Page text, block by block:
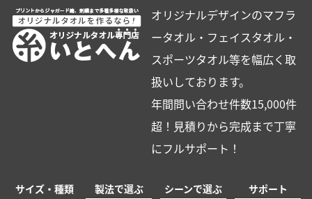
オリジナルデザインのマフラ
ータオル・フェイスタオル・
スポーツタオル等を幅広く取
扱いしております。
年間問い合わせ件数15,000件
超！見積りから完成まで丁寧
にフルサポート！
サイズ・種類
製法で選ぶ シーンで選ぶ サポート